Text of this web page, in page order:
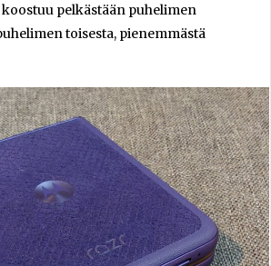
pelkästään puhelimen
toisesta, pienemmästä